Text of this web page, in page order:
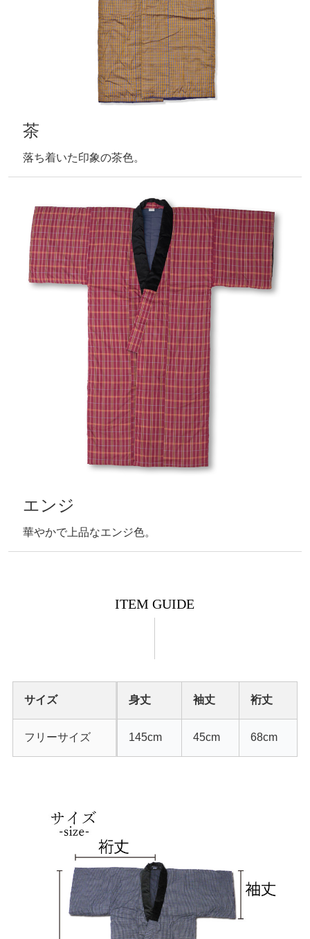
茶
落ち着いた印象の茶色。
エンジ
華やかで上品なエンジ色。
ITEM GUIDE
サイズ 身丈 袖丈 裄丈
フリーサイズ 145cm 45cm 68cm